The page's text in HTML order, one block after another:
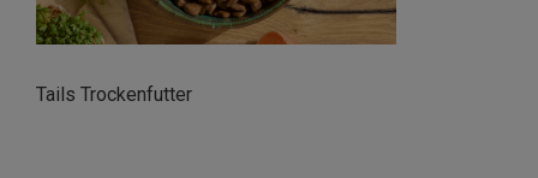
Tails Trockenfutter